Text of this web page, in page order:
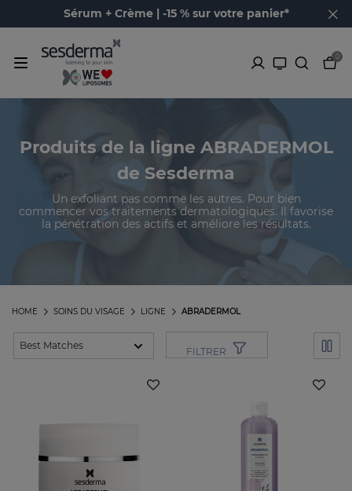
Sérum + Crème | -15 % sur votre panier*
0
Produits de la ligne ABRADERMOL
de Sesderma
Un exfoliant pas comme les autres. Pour bien
commencer vos traitements dermatologiques. Il favorise
la pénétration des actifs et améliore les résultats.
ABRADERMOL
LIGNE
SOINS DU VISAGE
HOME
FILTRER